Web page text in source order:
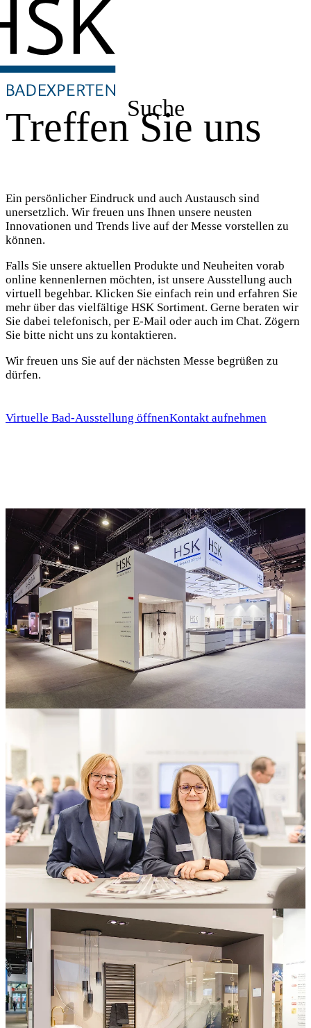
Suche
Treffen Sie uns
Ein persönlicher Eindruck und auch Austausch sind
unersetzlich. Wir freuen uns Ihnen unsere neusten
Innovationen und Trends live auf der Messe vorstellen zu
können.
Falls Sie unsere aktuellen Produkte und Neuheiten vorab
online kennenlernen möchten, ist unsere Ausstellung auch
virtuell begehbar. Klicken Sie einfach rein und erfahren Sie
mehr über das vielfältige HSK Sortiment. Gerne beraten wir
Sie dabei telefonisch, per E-Mail oder auch im Chat. Zögern
Sie bitte nicht uns zu kontaktieren.
Wir freuen uns Sie auf der nächsten Messe begrüßen zu
dürfen.
Virtuelle Bad-Ausstellung öffnenKontakt aufnehmen